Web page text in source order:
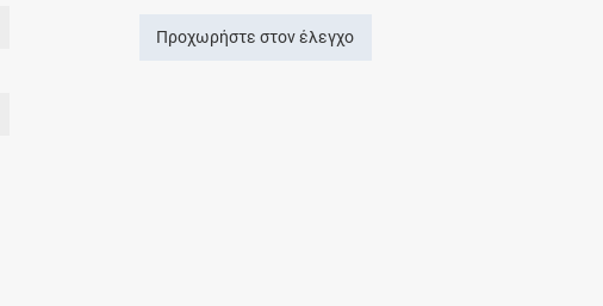
Προχωρήστε στον έλεγχο